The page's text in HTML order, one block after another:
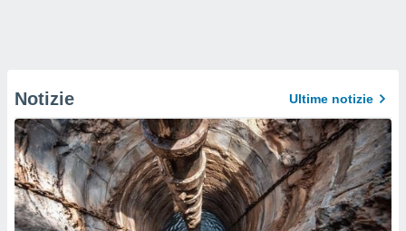
Notizie Ultime notizie